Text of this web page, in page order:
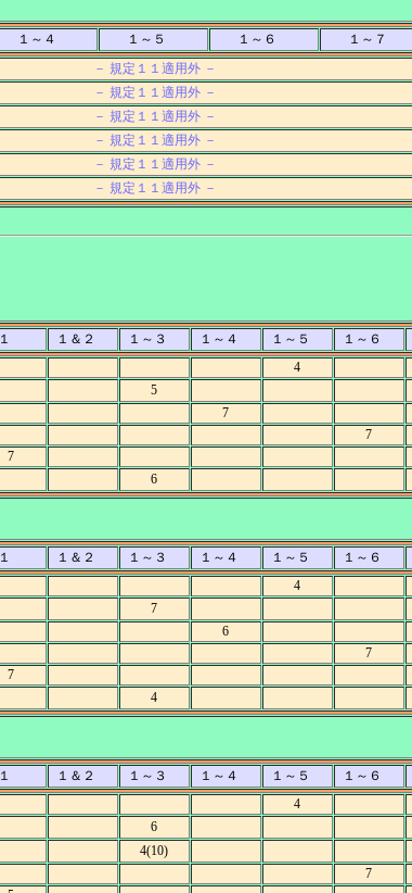
１～４ １～５ １～６ １～７
－ 規定１１適用外 －
－ 規定１１適用外 －
－ 規定１１適用外 －
－ 規定１１適用外 －
－ 規定１１適用外 －
－ 規定１１適用外 －
１ １＆２ １～３ １～４ １～５ １～６
4
5
7
7
7
6
１ １＆２ １～３ １～４ １～５ １～６
4
7
6
7
7
4
１ １＆２ １～３ １～４ １～５ １～６
4
6
4(10)
7